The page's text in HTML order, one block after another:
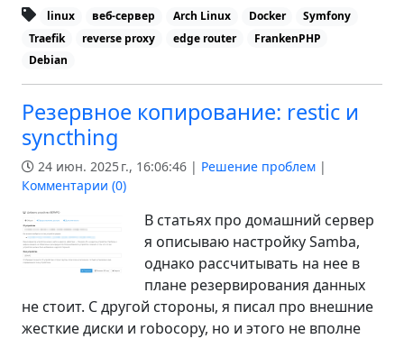
linux веб-сервер Arch Linux Docker
Symfony
Traefik
reverse proxy edge router
FrankenPHP
Debian
Резервное копирование: restic и
syncthing
24 июн. 2025 г., 16:06:46 | Решение проблем |
Комментарии (0)
В статьях про домашний сервер
я описываю настройку Samba,
однако рассчитывать на нее в
плане резервирования данных
не стоит. С другой стороны, я писал про внешние
жесткие диски и robocopy, но и этого не вполне